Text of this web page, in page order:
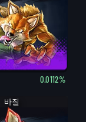
0.0112%
바질